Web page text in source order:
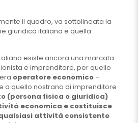
il quadro, va sottolineata la
giuridica italiana e quella
esiste ancora una marcata
e imprenditore, per quello
operatore economico –
a quello nostrano di imprenditore
(persona fisica o giuridica)
economica e costituisce
attività consistente